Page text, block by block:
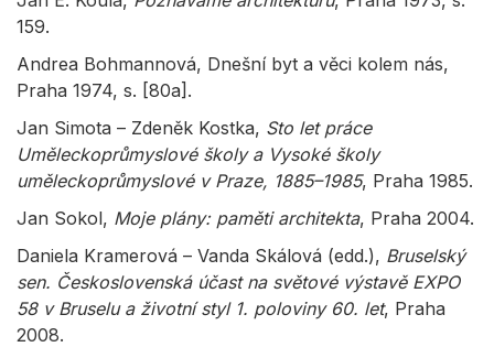
159.
Andrea Bohmannová, Dnešní byt a věci kolem nás,
Praha 1974, s. [80a].
Jan Simota – Zdeněk Kostka, Sto let práce
Uměleckoprůmyslové školy a Vysoké školy
uměleckoprůmyslové v Praze, 1885–1985, Praha 1985.
Jan Sokol, Moje plány: paměti architekta, Praha 2004.
Daniela Kramerová – Vanda Skálová (edd.), Bruselský
sen. Československá účast na světové výstavě EXPO
58 v Bruselu a životní styl 1. poloviny 60. let, Praha
2008.